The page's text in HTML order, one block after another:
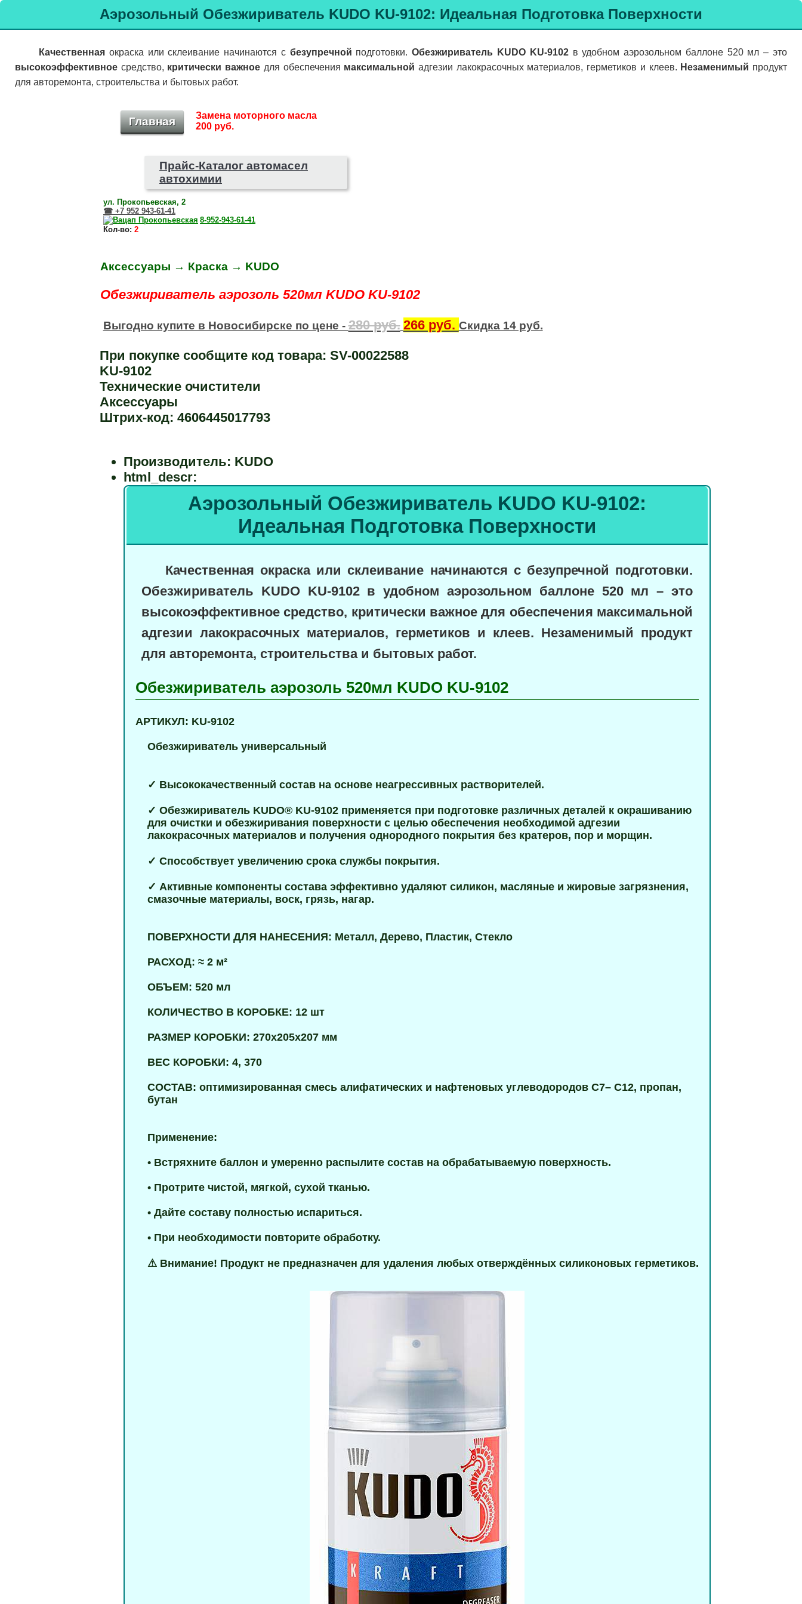
Аэрозольный Обезжириватель KUDO KU-9102: Идеальная Подготовка Поверхности
Качественная окраска или склеивание начинаются с безупречной подготовки.Обезжириватель KUDO KU-9102в удобном аэрозольном баллоне 520 мл – это
высокоэффективное средство, критически важное для обеспечения максимальной адгезии лакокрасочных материалов, герметиков и клеев. Незаменимый продукт
для авторемонта, строительства и бытовых работ.
Главная
Замена моторного масла
200 руб.
Прайс-Каталог автомасел
автохимии
ул. Прокопьевская, 2
☎ +7 952 943‑61‑41
8‑952‑943‑61‑41
Кол-во: 2
Аксессуары → Краска → KUDO
Обезжириватель аэрозоль 520мл KUDO KU-9102
Выгодно купите в Новосибирске по цене -280 руб. 266 руб. Скидка 14 руб.
При покупке сообщите код товара: SV-00022588
KU-9102
Технические очистители
Аксессуары
Штрих-код: 4606445017793
Производитель: KUDO
html_descr:
Аэрозольный Обезжириватель KUDO KU-9102:
Идеальная Подготовка Поверхности
Качественная окраска или склеивание начинаются с безупречной подготовки.
Обезжириватель KUDO KU-9102в удобном аэрозольном баллоне 520 мл – это
высокоэффективное средство, критически важное для обеспечения максимальной
адгезии лакокрасочных материалов, герметиков и клеев. Незаменимый продукт
для авторемонта, строительства и бытовых работ.
Обезжириватель аэрозоль 520мл KUDO KU-9102
АРТИКУЛ: KU-9102
Обезжириватель универсальный
✓ Высококачественный состав на основе неагрессивных растворителей.
✓ Обезжириватель KUDO® KU-9102 применяется при подготовке различных деталей к окрашиванию
для очистки и обезжиривания поверхности с целью обеспечения необходимой адгезии
лакокрасочных материалов и получения однородного покрытия без кратеров, пор и морщин.
✓ Способствует увеличению срока службы покрытия.
✓ Активные компоненты состава эффективно удаляют силикон, масляные и жировые загрязнения,
смазочные материалы, воск, грязь, нагар.
ПОВЕРХНОСТИ ДЛЯ НАНЕСЕНИЯ: Металл, Дерево, Пластик, Стекло
РАСХОД: ≈ 2 м²
ОБЪЕМ: 520 мл
КОЛИЧЕСТВО В КОРОБКЕ: 12 шт
РАЗМЕР КОРОБКИ: 270x205x207 мм
ВЕС КОРОБКИ: 4, 370
СОСТАВ: оптимизированная смесь алифатических и нафтеновых углеводородов С7– С12, пропан,
бутан
Применение:
• Встряхните баллон и умеренно распылите состав на обрабатываемую поверхность.
• Протрите чистой, мягкой, сухой тканью.
• Дайте составу полностью испариться.
• При необходимости повторите обработку.
⚠ Внимание! Продукт не предназначен для удаления любых отверждённых силиконовых герметиков.